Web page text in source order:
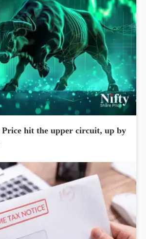
hit the upper circuit, up by